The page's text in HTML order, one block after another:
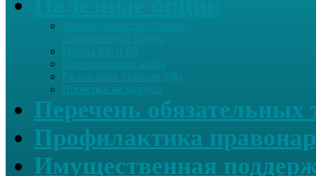
Интерактивная карта
Расписание станция Уфа
Проверка на вирусы
Перечень обязательных
Профилактика
Имущественная